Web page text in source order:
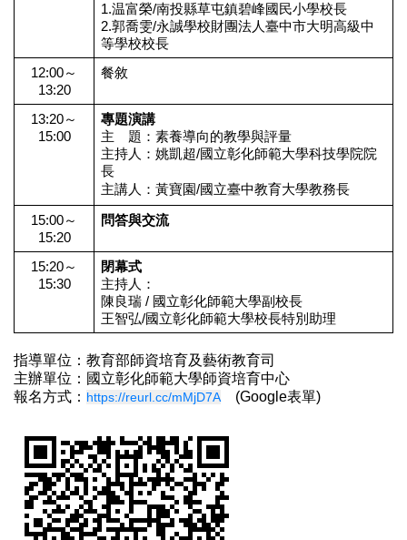
1.温富榮/南投縣草屯鎮碧峰國民小學校長
2.郭喬雯/永誠學校財團法人臺中市大明高級中
等學校校長
12:00～
13:20
餐敘
13:20～
15:00
專題演講
主 題：素養導向的教學與評量
主持人：姚凱超/國立彰化師範大學科技學院院
長
主講人：黃寶園/國立臺中教育大學教務長
15:00～
15:20
問答與交流
15:20～
15:30
閉幕式
主持人：
陳良瑞 / 國立彰化師範大學副校長
王智弘/國立彰化師範大學校長特別助理
指導單位：教育部師資培育及藝術教育司
主辦單位：國立彰化師範大學師資培育中心
報名方式： https://reurl.cc/mMjD7A (Google表單)